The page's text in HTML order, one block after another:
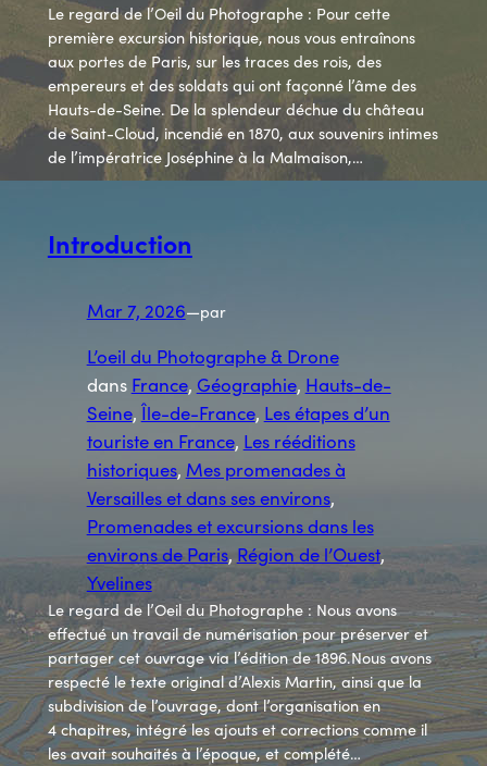
Le regard de l’Oeil du Photographe : Pour cette
première excursion historique, nous vous entraînons
aux portes de Paris, sur les traces des rois, des
empereurs et des soldats qui ont façonné l’âme des
Hauts-de-Seine. De la splendeur déchue du château
de Saint-Cloud, incendié en 1870, aux souvenirs intimes
de l’impératrice Joséphine à la Malmaison,…
Introduction
Mar 7, 2026—par
L’oeil du Photographe & Drone
dans France, Géographie, Hauts-de-
Seine, Île-de-France, Les étapes d’un
touriste en France, Les rééditions
historiques, Mes promenades à
Versailles et dans ses environs
Promenades et excursions dans les
environs de Paris, Région de l’Ouest
Yvelines
Le regard de l’Oeil du Photographe : Nous avons
effectué un travail de numérisation pour préserver et
partager cet ouvrage via l’édition de 1896.Nous avons
respecté le texte original d’Alexis Martin, ainsi que la
subdivision de l’ouvrage, dont l’organisation en
4 chapitres, intégré les ajouts et corrections comme il
les avait souhaités à l’époque, et complété…